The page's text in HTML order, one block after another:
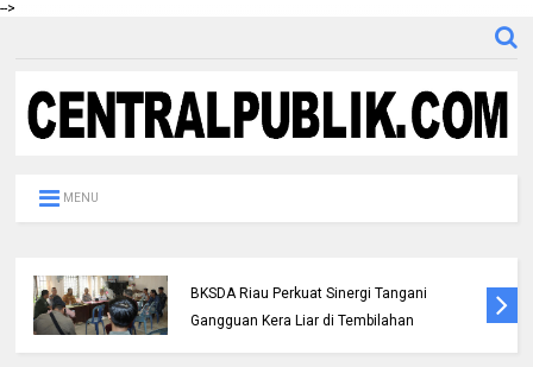
-->
MENU
BKSDA Riau Perkuat Sinergi Tangani
Gangguan Kera Liar di Tembilahan